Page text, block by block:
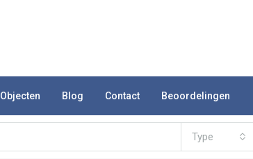
Objecten Blog Contact Beoordelingen
Type